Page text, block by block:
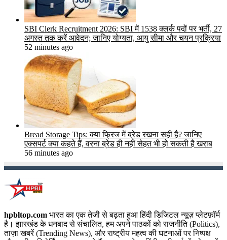
SBI Clerk Recruitment 2026: SBI में 1538 क्लर्क पदों पर भर्ती, 27
अगस्त तक करें आवेदन; जानिए योग्यता, आयु सीमा और चयन प्रक्रिया
52 minutes ago
Bread Storage Tips: क्या फ्रिज में ब्रेड रखना सही है? जानिए
एक्सपर्ट क्या कहते हैं, वरना ब्रेड ही नहीं सेहत भी हो सकती है खराब
56 minutes ago
hpbltop.com भारत का एक तेजी से बढ़ता हुआ हिंदी डिजिटल न्यूज़ प्लेटफ़ॉर्म
है। झारखंड के धनबाद से संचालित, हम अपने पाठकों को राजनीति (Politics),
ताज़ा खबरें (Trending News), और राष्ट्रीय महत्व की घटनाओं पर निष्पक्ष